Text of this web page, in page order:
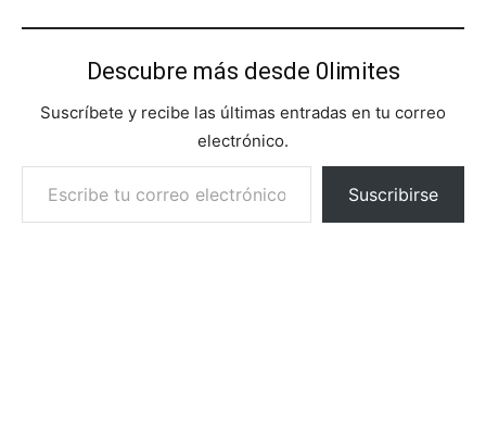
Descubre más desde 0limites
Suscríbete y recibe las últimas entradas en tu correo
electrónico.
Escribe tu correo electrónico…
Suscribirse